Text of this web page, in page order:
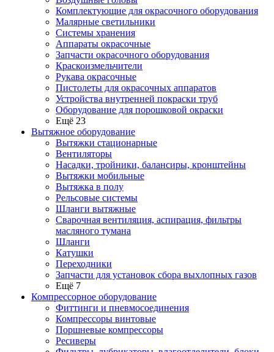
Комплектующие для окрасочного оборудования
Малярные светильники
Системы хранения
Аппараты окрасочные
Запчасти окрасочного оборудования
Краскоизмельчители
Рукава окрасочные
Пистолеты для окрасочных аппаратов
Устройства внутренней покраски труб
Оборудование для порошковой окраски
Ещё 23
Вытяжное оборудование
Вытяжки стационарные
Вентиляторы
Насадки, тройники, балансиры, кронштейны
Вытяжки мобильные
Вытяжка в полу
Рельсовые системы
Шланги вытяжные
Сварочная вентиляция, аспирация, фильтры
масляного тумана
Шланги
Катушки
Переходники
Запчасти для установок сбора выхлопных газов
Ещё 7
Компрессорное оборудование
Фиттинги и пневмосоединения
Компрессоры винтовые
Поршневые компрессоры
Ресиверы